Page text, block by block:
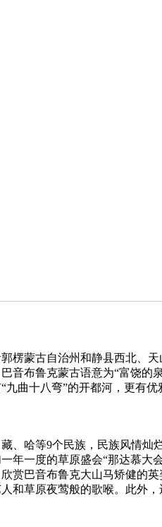
蒙古自治州和静县西北、天
音布鲁克蒙古语意为“富饶
曲十八弯”的开都河，更有优
哈等9个民族，民族风情灿烂
一度的草原盛会“那达慕大
赏巴音布鲁克大山马矫健的
和草原夜莺般的歌喉。此外